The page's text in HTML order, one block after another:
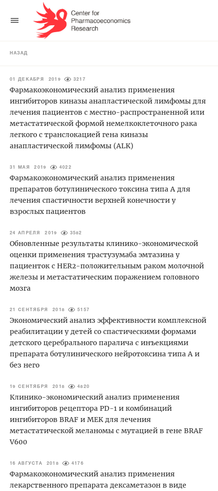
НАЗАД
01 ДЕКАБРЯ 2019 3217
Фармакоэкономический анализ применения
ингибиторов киназы анапластической лимфомы для
лечения пациентов с местно-распространенной или
метастатической формой немелкоклеточного рака
легкого с транслокацией гена киназы
анапластической лимфомы (ALK)
31 МАЯ 2019 4022
Фармакоэкономический анализ применения
препаратов ботулинического токсина типа А для
лечения спастичности верхней конечности у
взрослых пациентов
24 АПРЕЛЯ 2019 3582
Обновленные результаты клинико-экономической
оценки применения трастузумаба эмтазина у
пациенток с HER2-положительным раком молочной
железы и метастатическим поражением головного
мозга
21 СЕНТЯБРЯ 2018 5157
Экономический анализ эффективности комплексной
реабилитации у детей со спастическими формами
детского церебрального паралича с инъекциями
препарата ботулинического нейротоксина типа А и
без него
19 СЕНТЯБРЯ 2018 4820
Клинико-экономический анализ применения
ингибиторов рецептора PD-1 и комбинаций
ингибиторов BRAF и MEK для лечения
метастатической меланомы с мутацией в гене BRAF
V600
16 АВГУСТА 2018 4176
Фармакоэкономический анализ применения
лекарственного препарата дексаметазон в виде